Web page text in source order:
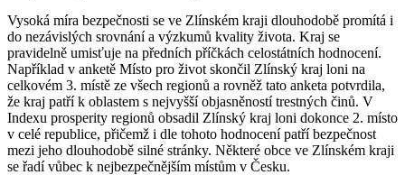
Vysoká míra bezpečnosti se ve Zlínském kraji dlouhodobě promítá i
do nezávislých srovnání a výzkumů kvality života. Kraj se
pravidelně umisťuje na předních příčkách celostátních hodnocení.
Například v anketě Místo pro život skončil Zlínský kraj loni na
celkovém 3. místě ze všech regionů a rovněž tato anketa potvrdila,
že kraj patří k oblastem s nejvyšší objasněností trestných činů. V
Indexu prosperity regionů obsadil Zlínský kraj loni dokonce 2. místo
v celé republice, přičemž i dle tohoto hodnocení patří bezpečnost
mezi jeho dlouhodobě silné stránky. Některé obce ve Zlínském kraji
se řadí vůbec k nejbezpečnějším místům v Česku.